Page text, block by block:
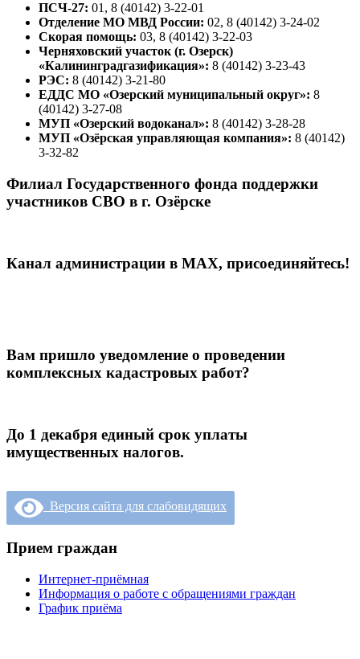
ПСЧ-27: 01, 8 (40142) 3-22-01
Отделение МО МВД России: 02, 8 (40142) 3-24-02
Скорая помощь: 03, 8 (40142) 3-22-03
Черняховский участок (г. Озерск)
«Калининградгазификация»: 8 (40142) 3-23-43
РЭС: 8 (40142) 3-21-80
ЕДДС МО «Озерский муниципальный округ»: 8
(40142) 3-27-08
МУП «Озерский водоканал»: 8 (40142) 3-28-28
МУП «Озёрская управляющая компания»: 8 (40142)
3-32-82
Филиал Государственного фонда поддержки
участников СВО в г. Озёрске
Канал администрации в МАХ, присоединяйтесь!
Вам пришло уведомление о проведении
комплексных кадастровых работ?
До 1 декабря единый срок уплаты
имущественных налогов.
Версия сайта для слабовидящих
Прием граждан
Интернет-приёмная
Информация о работе с обращениями граждан
График приёма